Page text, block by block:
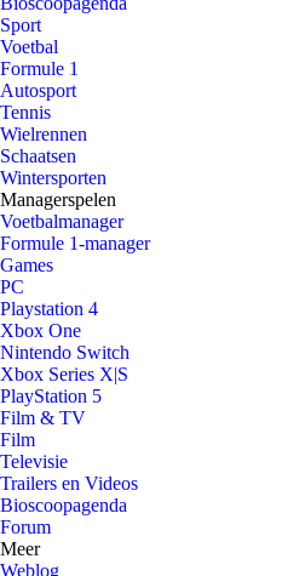
Sport
Voetbal
Formule 1
Autosport
Tennis
Wielrennen
Schaatsen
Wintersporten
Managerspelen
Voetbalmanager
Formule 1-manager
Games
PC
Playstation 4
Xbox One
Nintendo Switch
Xbox Series X|S
PlayStation 5
Film & TV
Film
Televisie
Trailers en Videos
Bioscoopagenda
Forum
Meer
Weblog